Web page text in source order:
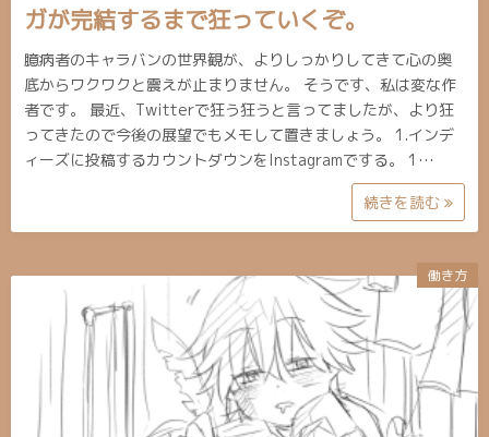
ガが完結するまで狂っていくぞ。
臆病者のキャラバンの世界観が、よりしっかりしてきて心の奥
底からワクワクと震えが止まりません。 そうです、私は変な作
者です。 最近、Twitterで狂う狂うと言ってましたが、より狂
ってきたので今後の展望でもメモして置きましょう。 1.インデ
ィーズに投稿するカウントダウンをInstagramでする。 1…
続きを読む
働き方